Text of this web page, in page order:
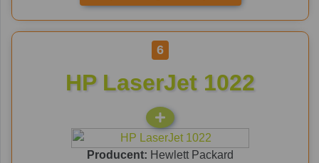
6
HP LaserJet 1022
Producent: Hewlett Packard